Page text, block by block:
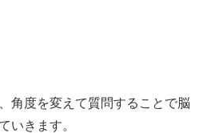
角度を変えて質問することで脳
いきます。